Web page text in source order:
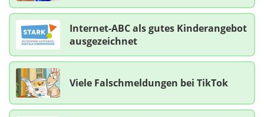
Internet-ABC als gutes Kinderangebot
ausgezeichnet
Viele Falschmeldungen bei TikTok